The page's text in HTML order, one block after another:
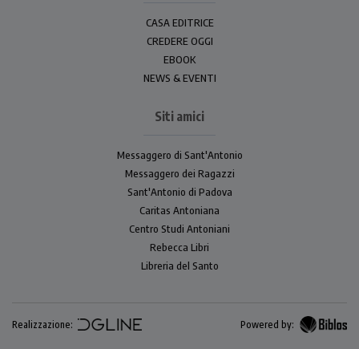
CASA EDITRICE
CREDERE OGGI
EBOOK
NEWS & EVENTI
Siti amici
Messaggero di Sant'Antonio
Messaggero dei Ragazzi
Sant'Antonio di Padova
Caritas Antoniana
Centro Studi Antoniani
Rebecca Libri
Libreria del Santo
Realizzazione: Powered by: